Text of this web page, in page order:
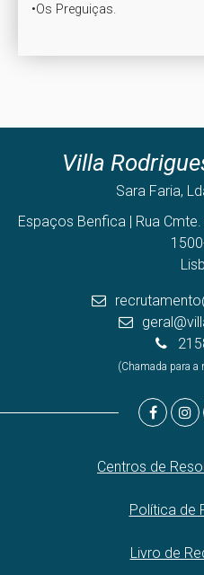
•Os Preguiças.
Villa
Sara Faria,
Espaços Benfica | Rua
(Chamada para a
Centros de
Política de
Livro de